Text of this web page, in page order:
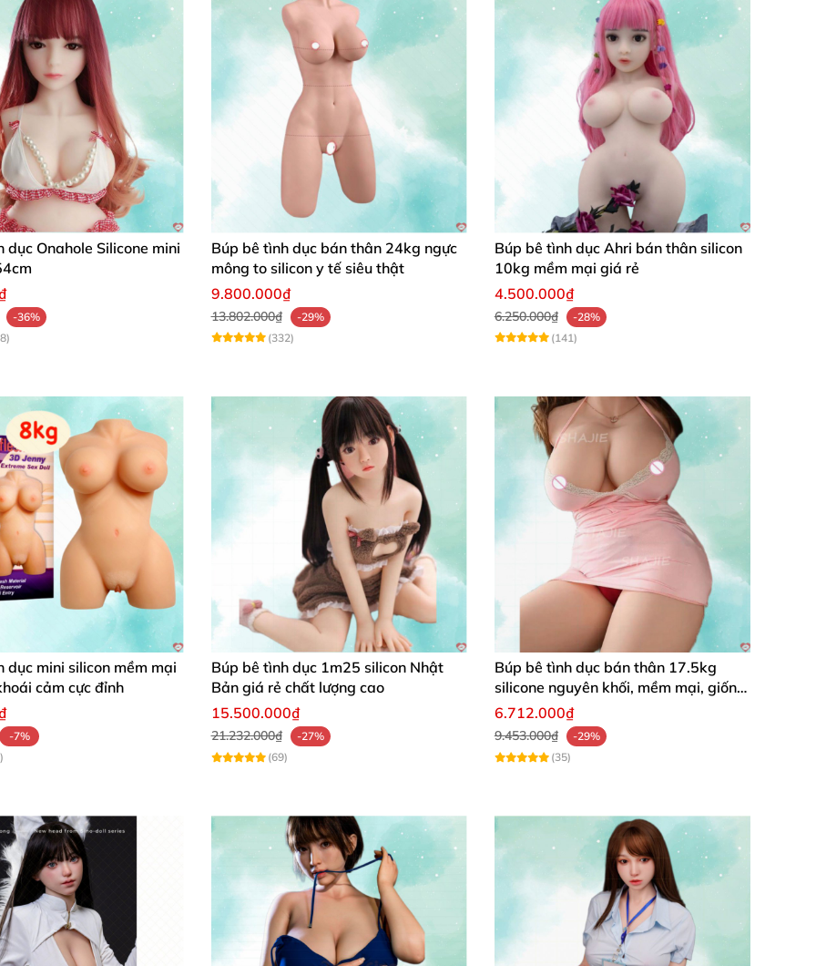
tay có đầu Mizzzee Nobuyuki 12kg
tay có đầu Mizzzee Nobuyuki 12kg
không tay có đầu Mizzzee Nobuyuki 12kg
dục Onahole Silicone mini
-36%
Búp bê tình dục bán thân 24kg ngực
mông to silicon y tế siêu thật
9.800.000₫
13.802.000₫
-29%
(332)
Búp bê tình dục Ahri bán thân silicon
10kg mềm mại giá rẻ
4.500.000₫
6.250.000₫
-28%
(141)
dục mini silicon mềm mại
cảm cực đỉnh
-7%
Búp bê tình dục 1m25 silicon Nhật
Bản giá rẻ chất lượng cao
15.500.000₫
21.232.000₫
-27%
(69)
Búp bê tình dục bán thân 17.5kg
silicone nguyên khối, mềm mại, giống
thật, chất lượng cao
6.712.000₫
9.453.000₫
-29%
(35)